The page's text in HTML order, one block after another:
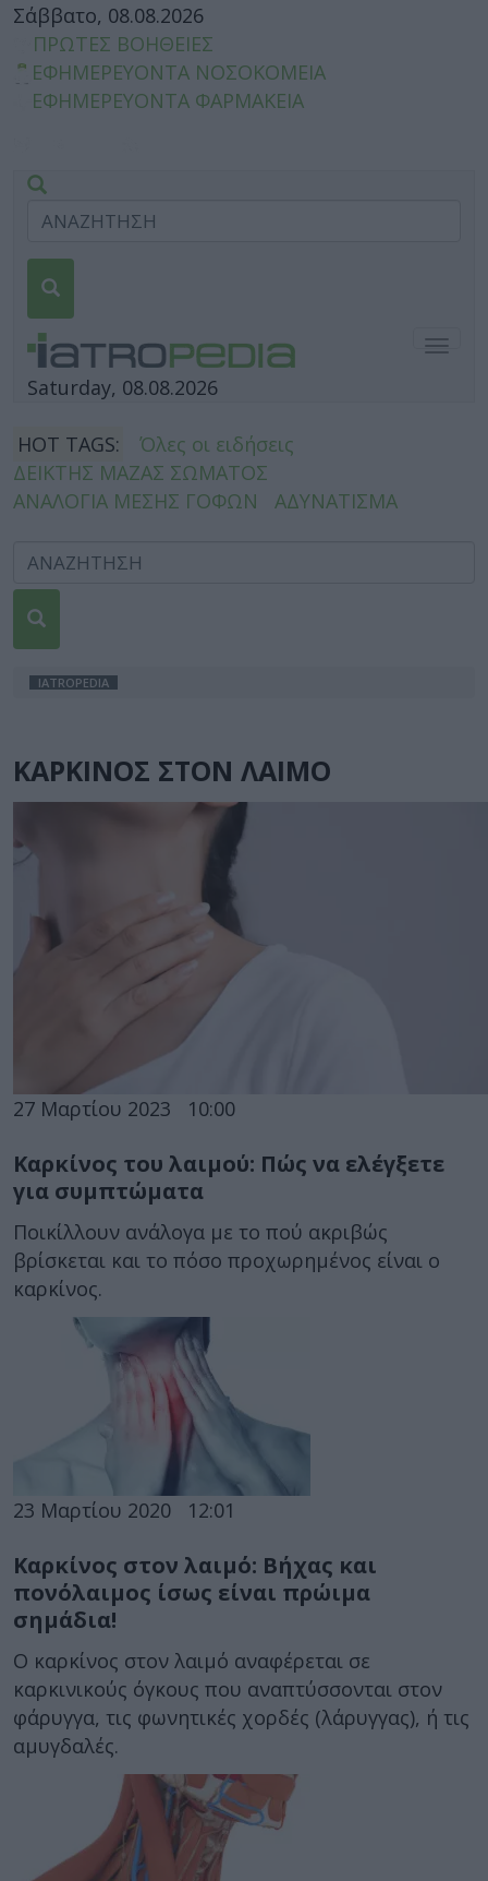
Σάββατο, 08.08.2026
ΠΡΩΤΕΣ ΒΟΗΘΕΙΕΣ
ΕΦΗΜΕΡΕΥΟΝΤΑ ΝΟΣΟΚΟΜΕΙΑ
ΕΦΗΜΕΡΕΥΟΝΤΑ ΦΑΡΜΑΚΕΙΑ
Saturday, 08.08.2026
HOT TAGS:
Όλες οι ειδήσεις
ΔΕΙΚΤΗΣ ΜΑΖΑΣ ΣΩΜΑΤΟΣ
ΑΝΑΛΟΓΙΑ ΜΕΣΗΣ ΓΟΦΩΝ
ΑΔΥΝΑΤΙΣΜΑ
IATROPEDIA
ΚΑΡΚΙΝΟΣ ΣΤΟΝ ΛΑΙΜΟ
27 Μαρτίου 2023 10:00
Καρκίνος του λαιμού: Πώς να ελέγξετε
για συμπτώματα
Ποικίλλουν ανάλογα με το πού ακριβώς
βρίσκεται και το πόσο προχωρημένος είναι ο
καρκίνος.
23 Μαρτίου 2020 12:01
Καρκίνος στον λαιμό: Βήχας και
πονόλαιμος ίσως είναι πρώιμα
σημάδια!
Ο καρκίνος στον λαιμό αναφέρεται σε
καρκινικούς όγκους που αναπτύσσονται στον
φάρυγγα, τις φωνητικές χορδές (λάρυγγας), ή τις
αμυγδαλές.